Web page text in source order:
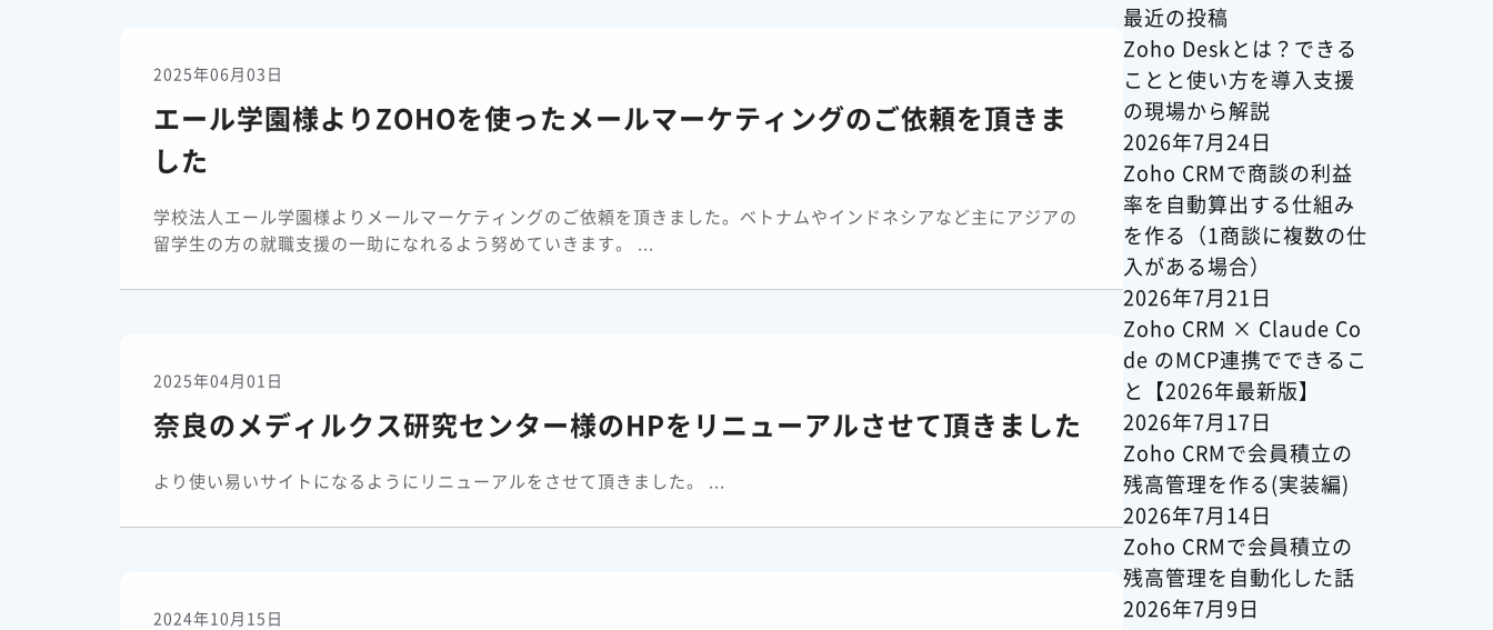
2025年06月03日
エール学園様よりZOHOを使ったメールマーケティングのご依頼を頂きま
した
学校法人エール学園様よりメールマーケティングのご依頼を頂きました。ベトナムやインドネシアなど主にアジアの
留学生の方の就職支援の一助になれるよう努めていきます。 ...
2025年04月01日
奈良のメディルクス研究センター様のHPをリニューアルさせて頂きました
より使い易いサイトになるようにリニューアルをさせて頂きました。 ...
2024年10月15日
最近の投稿
Zoho Deskとは？できる
ことと使い方を導入支援
の現場から解説
2026年7月24日
Zoho CRMで商談の利益
率を自動算出する仕組み
を作る（1商談に複数の仕
入がある場合）
2026年7月21日
Zoho CRM × Claude Co
de のMCP連携でできるこ
と【2026年最新版】
2026年7月17日
Zoho CRMで会員積立の
残高管理を作る(実装編)
2026年7月14日
Zoho CRMで会員積立の
残高管理を自動化した話
2026年7月9日